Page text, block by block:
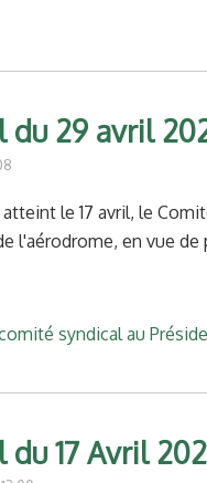
du 29 avril
le 17 avril, le
l'aérodrome, en vue
syndical au
17 Avril